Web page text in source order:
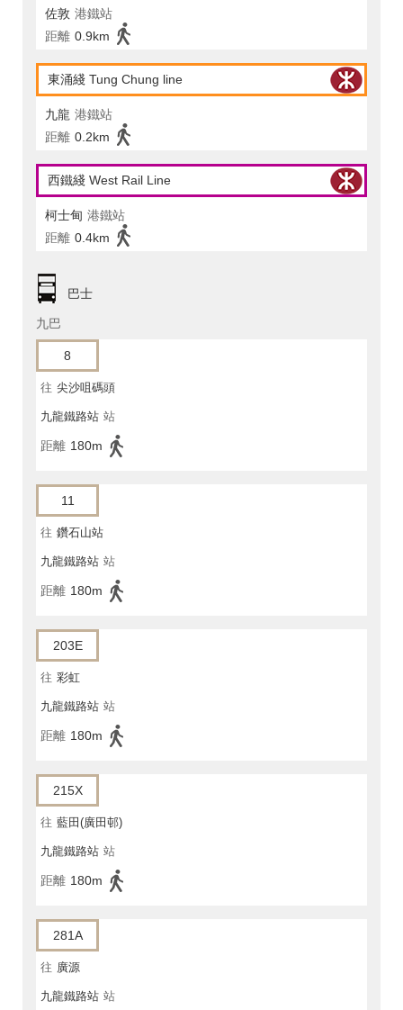
佐敦 港鐵站
距離 0.9km
東涌綫 Tung Chung line
九龍 港鐵站
距離 0.2km
西鐵綫 West Rail Line
柯士甸 港鐵站
距離 0.4km
巴士
九巴
8
往 尖沙咀碼頭
九龍鐵路站 站
距離 180m
11
往 鑽石山站
九龍鐵路站 站
距離 180m
203E
往 彩虹
九龍鐵路站 站
距離 180m
215X
往 藍田(廣田邨)
九龍鐵路站 站
距離 180m
281A
往 廣源
九龍鐵路站 站